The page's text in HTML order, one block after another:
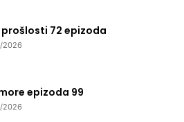
prošlosti 72 epizoda
2026
epizoda 99
2026